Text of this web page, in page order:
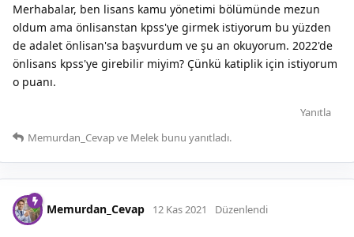
Merhabalar, ben lisans kamu yönetimi bölümünde mezun
oldum ama önlisanstan kpss'ye girmek istiyorum bu yüzden
de adalet önlisan'sa başvurdum ve şu an okuyorum. 2022'de
önlisans kpss'ye girebilir miyim? Çünkü katiplik için istiyorum
o puanı.
Yanıtla
Memurdan_Cevapve Melek bunu yanıtladı.
Memurdan_Cevap 12 Kas 2021 Düzenlendi